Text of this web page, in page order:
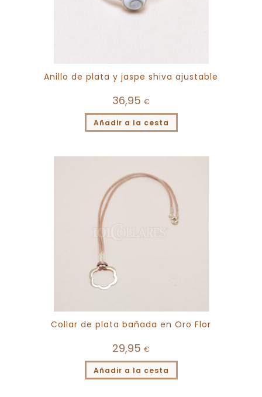
Anillo de plata y jaspe shiva ajustable
36,95 €
Añadir a la cesta
Collar de plata bañada en Oro Flor
29,95 €
Añadir a la cesta